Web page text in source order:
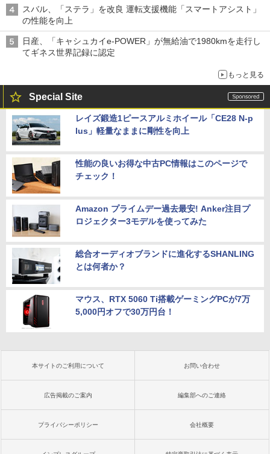
スバル、「ステラ」を改良 運転支援機能「スマートアシスト」
の性能を向上
日産、「キャシュカイe-POWER」が無給油で1980kmを走行し
てギネス世界記録に認定
もっと見る
Special Site
レイズ鍛造1ピースアルミホイール「CE28 N-p
lus」軽量なままに剛性を向上
性能の良いお得な中古PC情報はこのページで
チェック！
Amazon プライムデー過去最安! Anker注目プ
ロジェクター3モデルを使ってみた
総合オーディオブランドに進化するSHANLING
とは何者か？
マウス、RTX 5060 Ti搭載ゲーミングPCが7万
5,000円オフで30万円台！
本サイトのご利用について お問い合わせ
広告掲載のご案内 編集部へのご連絡
プライバシーポリシー 会社概要